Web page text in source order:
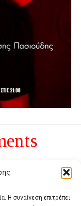
Η συναίνεση επιτρέπει